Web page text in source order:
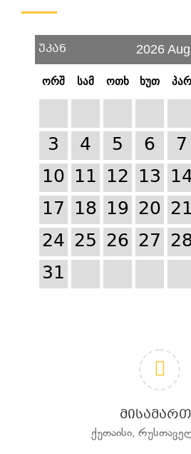
უკან 2026 Aug
ორშ სამ ოთხ ხუთ პარ
3
4 5 6 7
10 11 12 13
17 18 19 20 21
24 25 26 27
31
ქუთაისი,